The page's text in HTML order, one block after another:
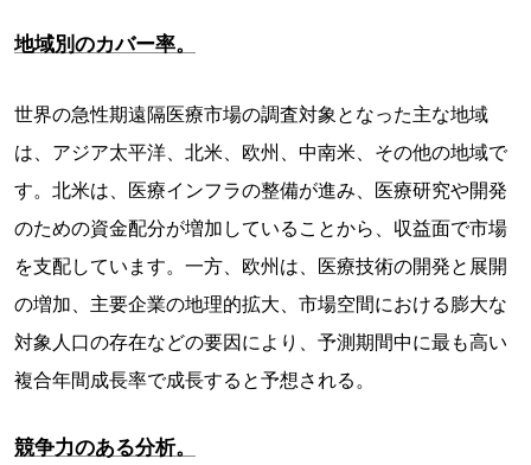
地域別のカバー率。
世界の急性期遠隔医療市場の調査対象となった主な地域
は、アジア太平洋、北米、欧州、中南米、その他の地域で
す。北米は、医療インフラの整備が進み、医療研究や開発
のための資金配分が増加していることから、収益面で市場
を支配しています。一方、欧州は、医療技術の開発と展開
の増加、主要企業の地理的拡大、市場空間における膨大な
対象人口の存在などの要因により、予測期間中に最も高い
複合年間成長率で成長すると予想される。
競争力のある分析。